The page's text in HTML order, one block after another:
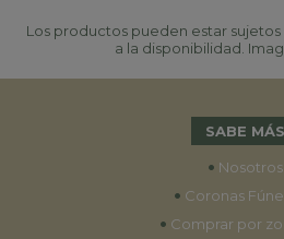
Los productos pueden estar
a la disponibilidad.
SABE MÁS
• Nosotros
• Coronas
• Comprar por